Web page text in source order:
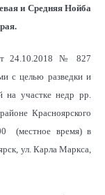
и Средняя Нойба
от 24.10.2018 № 827
с целью разведки и
участке недр рр.
Красноярского
(местное время) в
ул. Карла Маркса,